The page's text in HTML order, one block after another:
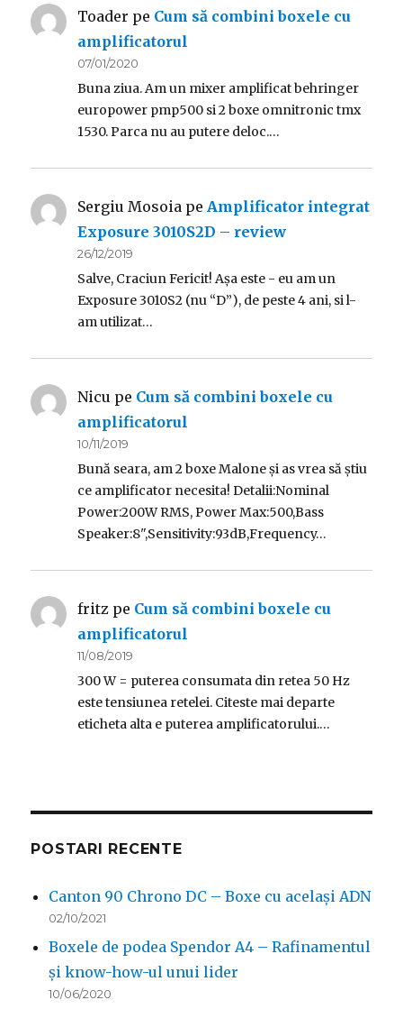
Toader pe Cum să combini boxele cu
amplificatorul
07/01/2020
Buna ziua. Am un mixer amplificat behringer
europower pmp500 si 2 boxe omnitronic tmx
1530. Parca nu au putere deloc.…
Sergiu Mosoia peAmplificator integrat
Exposure 3010S2D – review
26/12/2019
Salve, Craciun Fericit! Așa este - eu am un
Exposure 3010S2 (nu “D”), de peste 4 ani, si l-
am utilizat…
Nicu pe Cum să combini boxele cu
amplificatorul
10/11/2019
Bună seara, am 2 boxe Malone și as vrea să știu
ce amplificator necesita! Detalii:Nominal
Power:200W RMS, Power Max:500,Bass
Speaker:8",Sensitivity:93dB,Frequency…
fritz pe Cum să combini boxele cu
amplificatorul
11/08/2019
300 W = puterea consumata din retea 50 Hz
este tensiunea retelei. Citeste mai departe
eticheta alta e puterea amplificatorului.…
POSTARI RECENTE
Canton 90 Chrono DC – Boxe cu același ADN
02/10/2021
Boxele de podea Spendor A4 – Rafinamentul
și know-how-ul unui lider
10/06/2020